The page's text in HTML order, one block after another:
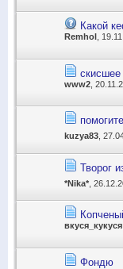
Какой
Remhol ,
скисшее
www2 ,
kuzya83 ,
Творог
*Nika* ,
вкуся_кукуся
Фондю